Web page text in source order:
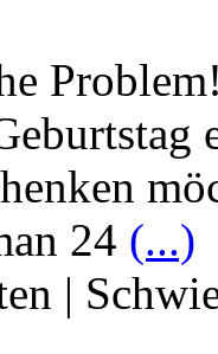
24 (...)
|